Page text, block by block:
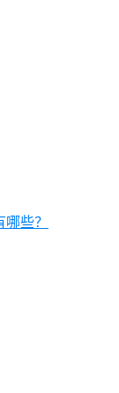
些？